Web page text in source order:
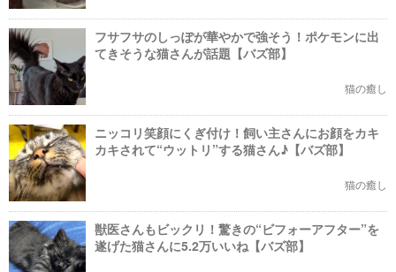
フサフサのしっぽが華やかで強そう！ポケモンに出
てきそうな猫さんが話題【バズ部】
猫の癒し
ニッコリ笑顔にくぎ付け！飼い主さんにお顔をカキ
カキされて“ウットリ”する猫さん♪【バズ部】
猫の癒し
獣医さんもビックリ！驚きの“ビフォーアフター”を
遂げた猫さんに5.2万いいね【バズ部】